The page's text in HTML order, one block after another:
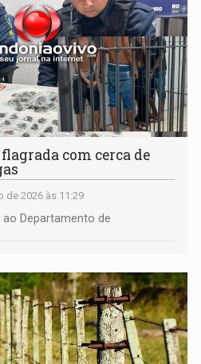
com cerca de
de 2026 às 11:29
Departamento de